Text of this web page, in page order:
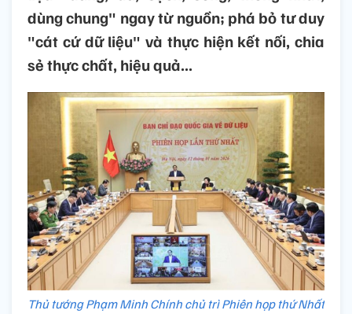
dùng chung" ngay từ nguồn; phá bỏ tư duy
"cát cứ dữ liệu" và thực hiện kết nối, chia
sẻ thực chất, hiệu quả...
Thủ tướng Phạm Minh Chính chủ trì Phiên họp thứ Nhất